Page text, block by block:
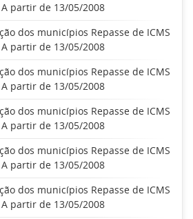
A partir de 13/05/2008
dos municípios Repasse de ICMS
A partir de 13/05/2008
dos municípios Repasse de ICMS
A partir de 13/05/2008
dos municípios Repasse de ICMS
A partir de 13/05/2008
dos municípios Repasse de ICMS
A partir de 13/05/2008
dos municípios Repasse de ICMS
A partir de 13/05/2008